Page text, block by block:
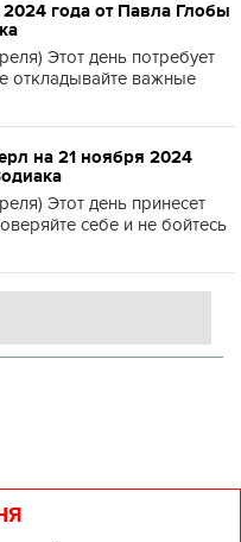
года от Павла Глобы
Этот день потребует
откладывайте важные
на 21 ноября 2024
Этот день принесет
себе и не бойтесь